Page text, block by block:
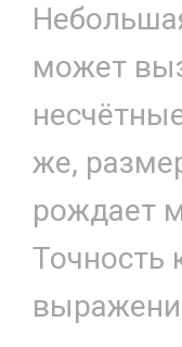
может
же,
рождает
Точность